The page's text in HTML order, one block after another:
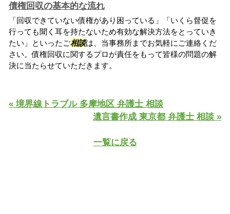
債権回収の基本的な流れ
「回収できていない債権があり困っている」「いくら督促を
行っても聞く耳を持たないため有効な解決方法をとっていき
たい」といったご相談は、当事務所までお気軽にご連絡くだ
さい。債権回収に関するプロが責任をもって皆様の問題の解
決に当たらせていただきます。
« 境界線トラブル 多摩地区 弁護士 相談
遺言書作成 東京都 弁護士 相談 »
一覧に戻る